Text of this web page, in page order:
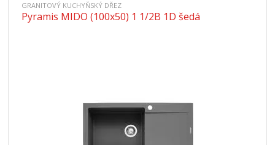
GRANITOVÝ KUCHYŇSKÝ DŘEZ
Pyramis MIDO (100x50) 1 1/2B 1D šedá